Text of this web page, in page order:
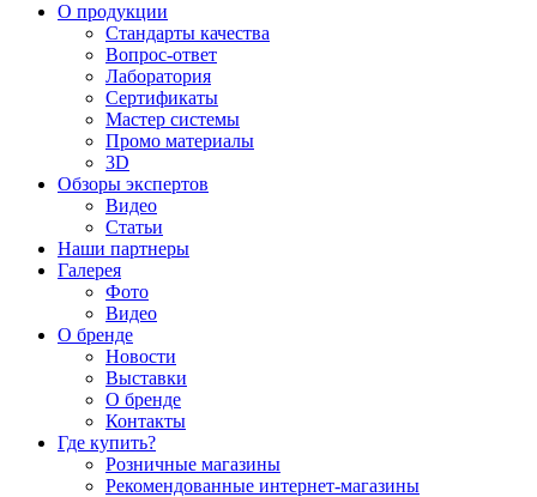
О продукции
Стандарты качества
Вопрос-ответ
Лаборатория
Сертификаты
Мастер системы
Промо материалы
3D
Обзоры экспертов
Видео
Статьи
Наши партнеры
Галерея
Фото
Видео
О бренде
Новости
Выставки
О бренде
Контакты
Где купить?
Розничные магазины
Рекомендованные интернет-магазины